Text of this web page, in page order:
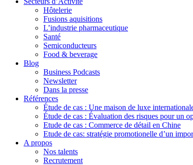
Hôtelerie
Fusions aquisitions
L’industrie pharmaceutique
Santé
Semiconducteurs
Food & beverage
Blog
Business Podcasts
Newsletter
Dans la presse
Références
Étude de cas : Une maison de luxe
Étude de cas : Évaluation des risques pour un
Etude de cas : Commerce de détail en Chine
Etude de cas: stratégie promotionelle d’un
A propos
Nos talents
Recrutement